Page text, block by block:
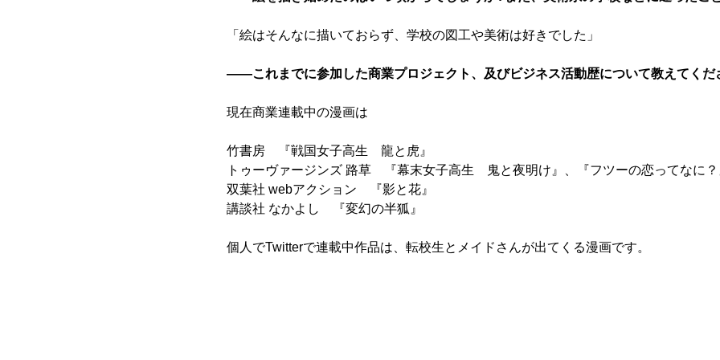
「絵はそんなに描いておらず、学校の図工や美術は好きでした」
――これまでに参加した商業プロジェクト、及びビジネス活動歴について教えてくだ
現在商業連載中の漫画は
竹書房　『戦国女子高生　龍と虎』
トゥーヴァージンズ 路草　『幕末女子高生　鬼と夜明け』、『フツーの恋ってなに
双葉社 webアクション　『影と花』
講談社 なかよし　『変幻の半狐』
個人でTwitterで連載中作品は、転校生とメイドさんが出てくる漫画です。